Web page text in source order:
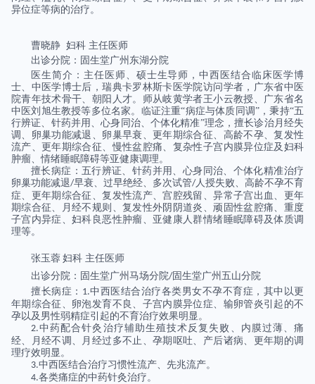
异位症等病的治疗。
曹晓静 妇科 主任医师
出诊分院：固生堂广州东湖分院
医生简介：主任医师、硕士生导师，中西医结合临床医学博
士、中医学博士后，瑞典卡罗林斯卡医学院访问学者，广东省中医
院青年技术骨干、朝阳人才。师从岐黄学者王小云教授、广东省名
中医刘旭生教授等多位名家。临证注重“病症与体质同调”，秉持“五
行辨证、针药并用、心身同治、个体化精准”理念，擅长诊治月经失
调、卵巢功能减退、卵巢早衰、更年期综合征、高龄不孕、复发性
流产、更年期综合征、慢性盆腔痛、复杂性子宫内膜异位症及妇科
肿瘤、情绪睡眠障碍等亚健康调理。
擅长病症：五行辨证、针药并用、心身同治、个体化精准治疗
卵巢功能减退/早衰、过早绝经、多次试管/人授失败、高龄不孕不育
症、更年期综合征、复发性流产、宫腔残留、异常子宫出血、更年
期综合征、月经不规则、复发性外阴阴道炎、顽固性盆腔痛、重度
子宫内异症、妇科良恶性肿瘤、亚健康人群情绪睡眠障碍及体质调
理等。
张玉蓉 妇科 主任医师
出诊分院：固生堂广州马场分院/固生堂广州五山分院
擅长病症： 1.中西医结合治疗各类男女不孕不育症，其中以更
年期综合征、卵泡发育不良、子宫内膜异位症、输卵管炎引起的不
孕以及男性弱精症引起的不育治疗效果明显。
2.中药配合针灸治疗辅助生殖技术反复失败、内膜过薄、痛
经、月经不调、月经过多不止、孕期呕吐、产后诸病、更年期的调
理疗效明显。
3.中西医结合治疗习惯性流产、先兆流产。
4.各类痛症的中药针灸治疗。